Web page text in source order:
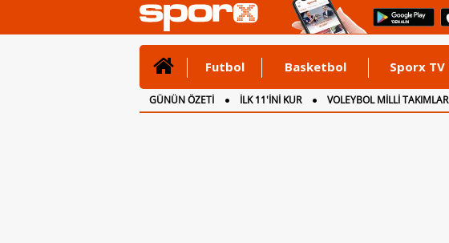
Futbol Basketbol Sporx TV
GÜNÜN ÖZETİ İLK 11'İNİ KUR VOLEYBOL MİLLİ TAKIMLAR
CANLI ANLATIM
İNGİLTERE